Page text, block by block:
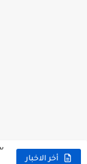
أخر الاخبار